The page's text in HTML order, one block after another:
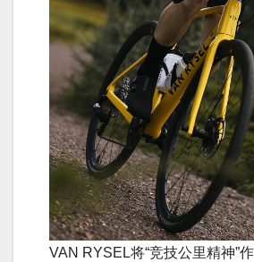
VAN RYSEL将“竞技公里精神”